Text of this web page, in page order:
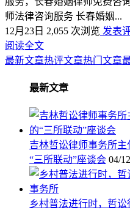
师法律咨询服务 长春婚姻...
12月23日 2,055 次浏览 发表
阅读全文
最新文章热评文章热门文章
最新文章
吉林哲讼律师事务所
“三所联动”座谈会 04/12
乡村普法进行时，哲